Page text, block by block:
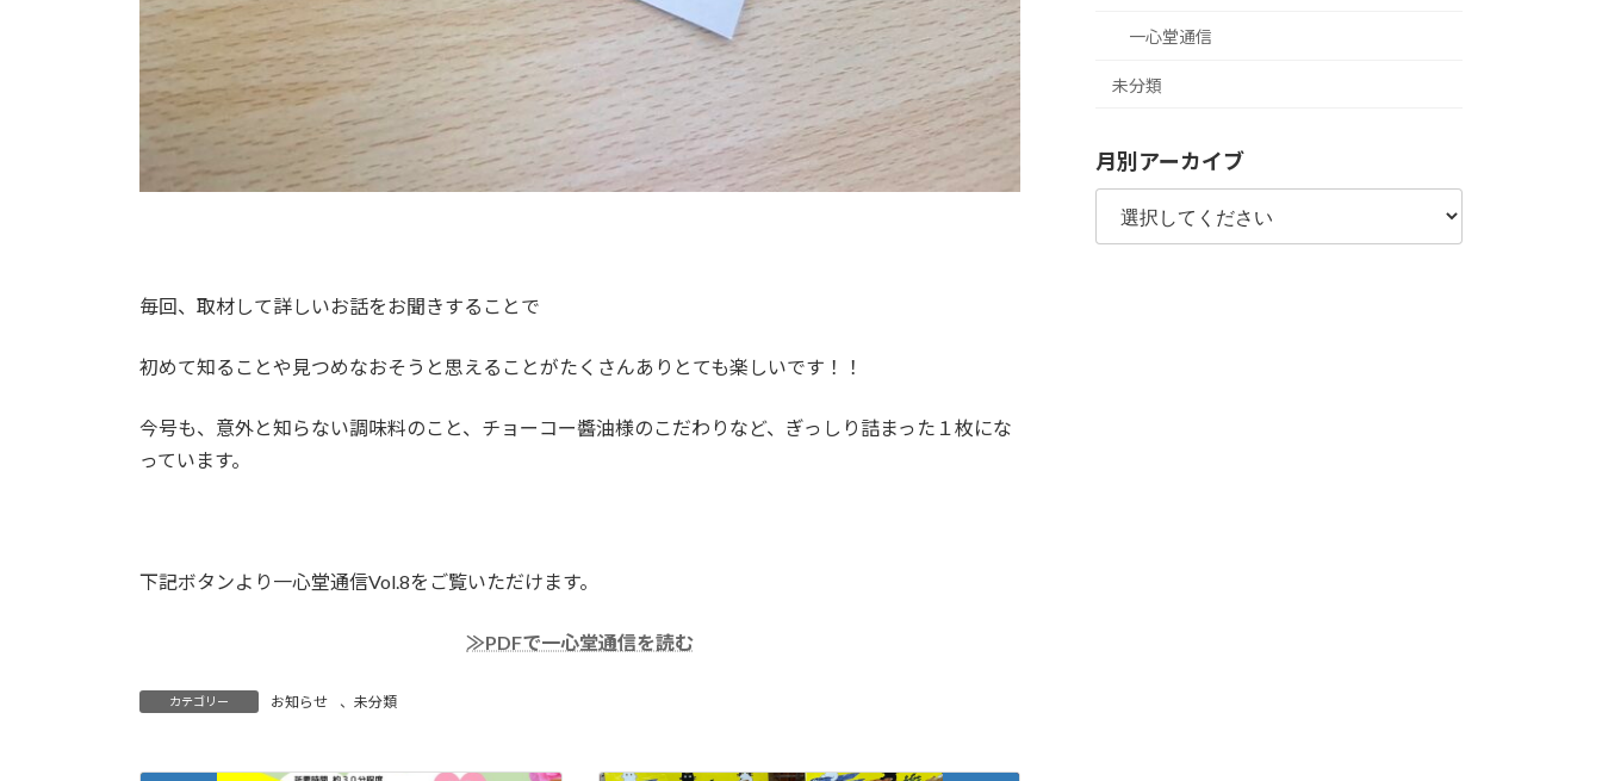
毎回、取材して詳しいお話をお聞きすることで
初めて知ることや見つめなおそうと思えることがたくさんありとても楽しいです！！
今号も、意外と知らない調味料のこと、チョーコー醬油様のこだわりなど、ぎっしり詰まった１枚にな
っています。
下記ボタンより一心堂通信Vol.8をご覧いただけます。
≫PDFで一心堂通信を読む
カテゴリー お知らせ 、 未分類
一心堂通信
未分類
月別アーカイブ